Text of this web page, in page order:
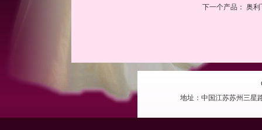
下一个产品： 奥利
地址：中国江苏苏州三